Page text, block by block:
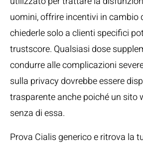
uomini, offrire incentivi in cambio
chiederle solo a clienti specifici
trustscore. Qualsiasi dose
condurre alle complicazioni
sulla privacy dovrebbe essere
trasparente anche poiché un sito
senza di essa.
Prova Cialis generico e ritrova la